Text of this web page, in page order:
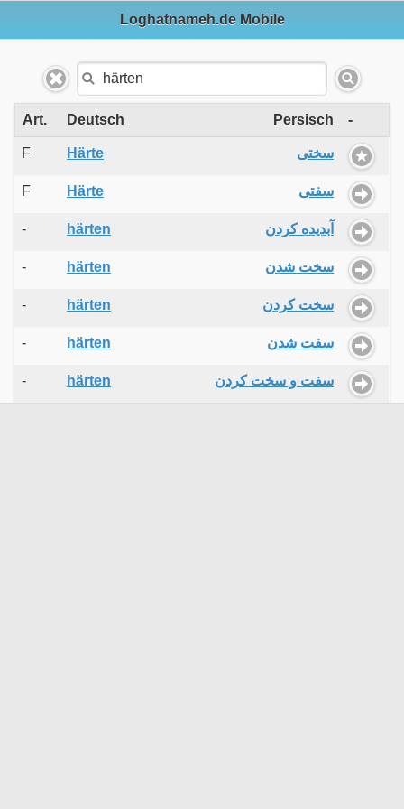
Loghatnameh.de Mobile
Art. Deutsch Persisch -
F Härte سختی
F Härte سفتی
- härten آبدیده کردن
- härten سخت شدن
- härten سخت کردن
- härten سفت شدن
- härten سفت و سخت کردن